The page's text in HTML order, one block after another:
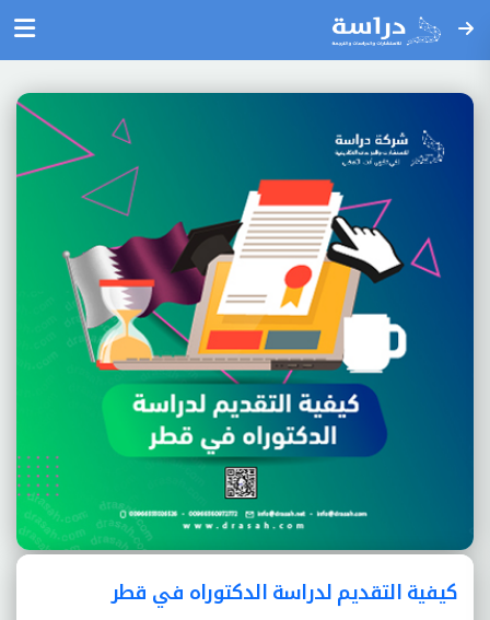
كيفية التقديم لدراسة الدكتوراه في قطر